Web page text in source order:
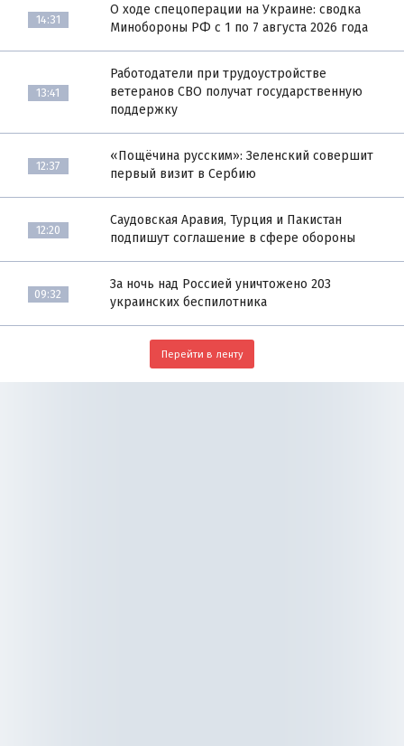
14:31
О ходе спецоперации на Украине: сводка
Минобороны РФ с 1 по 7 августа 2026 года
13:41
Работодатели при трудоустройстве
ветеранов СВО получат государственную
поддержку
12:37
«Пощёчина русским»: Зеленский совершит
первый визит в Сербию
12:20
Саудовская Аравия, Турция и Пакистан
подпишут соглашение в сфере обороны
09:32
За ночь над Россией уничтожено 203
украинских беспилотника
Перейти в ленту